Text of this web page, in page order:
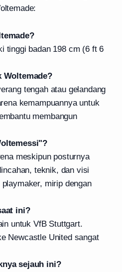
tinggi badan 198 cm (6 ft 6
Woltemade?
tengah atau gelandang
kemampuannya untuk
membangun
meskipun posturnya
teknik, dan visi
mirip dengan
ini?
untuk VfB Stuttgart.
Newcastle United sangat
sejauh ini?